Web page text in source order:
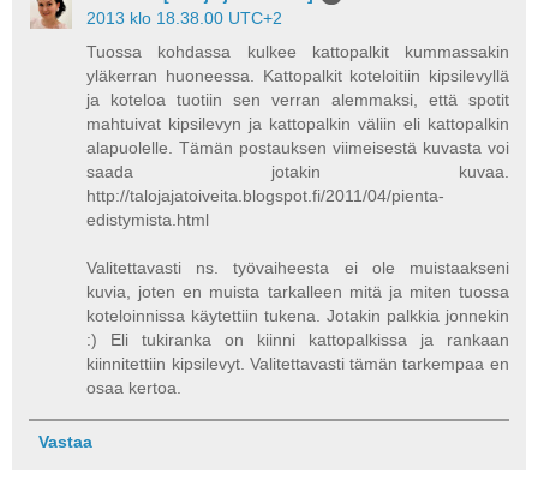
2013 klo 18.38.00 UTC+2
Tuossa kohdassa kulkee kattopalkit kummassakin
yläkerran huoneessa. Kattopalkit koteloitiin kipsilevyllä
ja koteloa tuotiin sen verran alemmaksi, että spotit
mahtuivat kipsilevyn ja kattopalkin väliin eli kattopalkin
alapuolelle. Tämän postauksen viimeisestä kuvasta voi
saada jotakin kuvaa.
http://talojajatoiveita.blogspot.fi/2011/04/pienta-
edistymista.html
Valitettavasti ns. työvaiheesta ei ole muistaakseni
kuvia, joten en muista tarkalleen mitä ja miten tuossa
koteloinnissa käytettiin tukena. Jotakin palkkia jonnekin
:) Eli tukiranka on kiinni kattopalkissa ja rankaan
kiinnitettiin kipsilevyt. Valitettavasti tämän tarkempaa en
osaa kertoa.
Vastaa